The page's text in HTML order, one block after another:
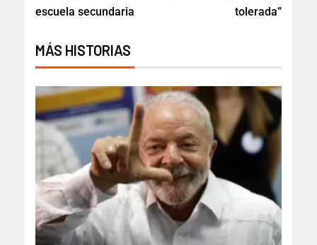
escuela secundaria
tolerada”
MÁS HISTORIAS